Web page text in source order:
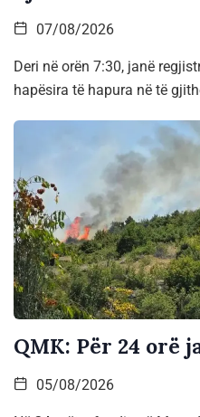
07/08/2026
Deri në orën 7:30, janë
hapësira të hapura në të
QMK: Për 24 orë
05/08/2026